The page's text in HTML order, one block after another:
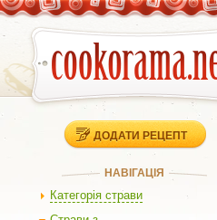
ДОДАТИ РЕЦЕПТ
НАВІГАЦІЯ
Категорія страви